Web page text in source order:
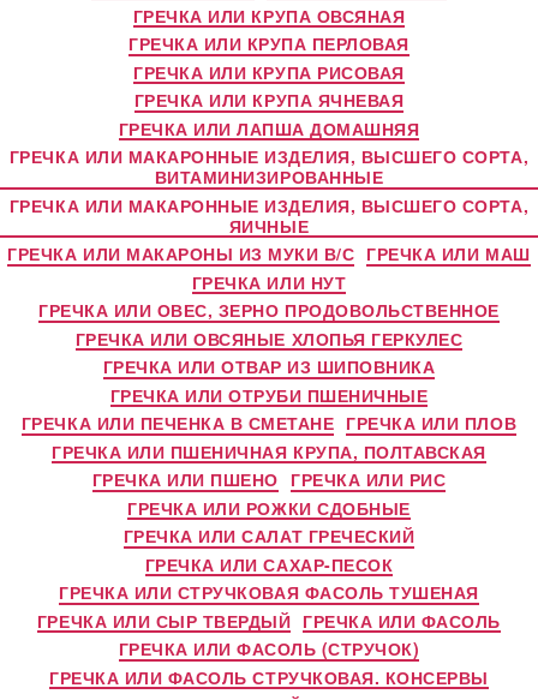
ГРЕЧКА ИЛИ КРУПА ОВСЯНАЯ
ГРЕЧКА ИЛИ КРУПА ПЕРЛОВАЯ
ГРЕЧКА ИЛИ КРУПА РИСОВАЯ
ГРЕЧКА ИЛИ КРУПА ЯЧНЕВАЯ
ГРЕЧКА ИЛИ ЛАПША ДОМАШНЯЯ
ГРЕЧКА ИЛИ МАКАРОННЫЕ ИЗДЕЛИЯ, ВЫСШЕГО СОРТА,
ВИТАМИНИЗИРОВАННЫЕ
ГРЕЧКА ИЛИ МАКАРОННЫЕ ИЗДЕЛИЯ, ВЫСШЕГО СОРТА,
ЯИЧНЫЕ
ГРЕЧКА ИЛИ МАКАРОНЫ ИЗ МУКИ В/С ГРЕЧКА ИЛИ МАШ
ГРЕЧКА ИЛИ НУТ
ГРЕЧКА ИЛИ ОВЕС, ЗЕРНО ПРОДОВОЛЬСТВЕННОЕ
ГРЕЧКА ИЛИ ОВСЯНЫЕ ХЛОПЬЯ ГЕРКУЛЕС
ГРЕЧКА ИЛИ ОТВАР ИЗ ШИПОВНИКА
ГРЕЧКА ИЛИ ОТРУБИ ПШЕНИЧНЫЕ
ГРЕЧКА ИЛИ ПЕЧЕНКА В СМЕТАНЕ ГРЕЧКА ИЛИ ПЛОВ
ГРЕЧКА ИЛИ ПШЕНИЧНАЯ КРУПА, ПОЛТАВСКАЯ
ГРЕЧКА ИЛИ ПШЕНО ГРЕЧКА ИЛИ РИС
ГРЕЧКА ИЛИ РОЖКИ СДОБНЫЕ
ГРЕЧКА ИЛИ САЛАТ ГРЕЧЕСКИЙ
ГРЕЧКА ИЛИ САХАР-ПЕСОК
ГРЕЧКА ИЛИ СТРУЧКОВАЯ ФАСОЛЬ ТУШЕНАЯ
ГРЕЧКА ИЛИ СЫР ТВЕРДЫЙ ГРЕЧКА ИЛИ ФАСОЛЬ
ГРЕЧКА ИЛИ ФАСОЛЬ (СТРУЧОК)
ГРЕЧКА ИЛИ ФАСОЛЬ СТРУЧКОВАЯ. КОНСЕРВЫ